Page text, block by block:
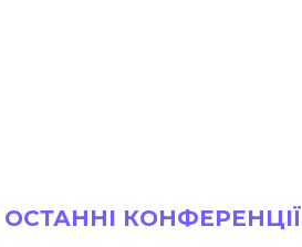
ОСТАННІ КОНФЕРЕНЦІЇ